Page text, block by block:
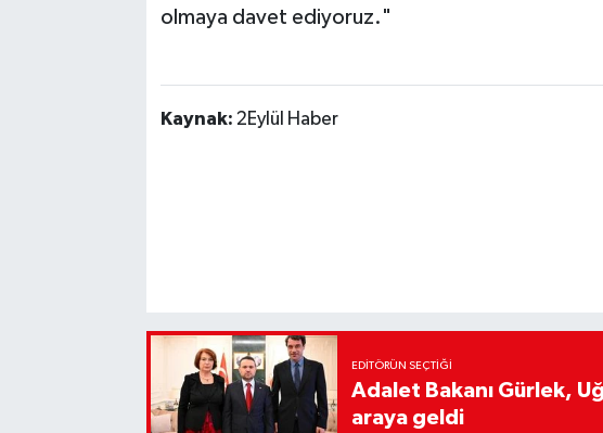
olmaya davet ediyoruz."
Kaynak: 2Eylül Haber
EDITÖRÜN SEÇTIĞI
Adalet Bakanı Gürlek,
araya geldi